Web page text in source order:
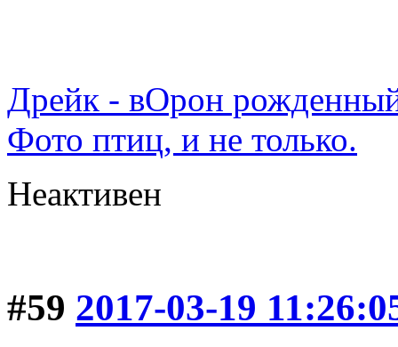
Дрейк - вОрон
Фото птиц, и не только.
Неактивен
#59 2017-03-19